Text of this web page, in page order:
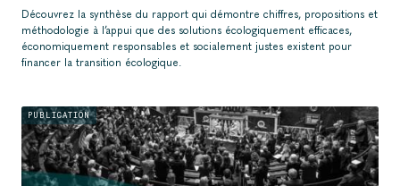
Découvrez la synthèse du rapport qui démontre chiffres, propositions et
méthodologie à l’appui que des solutions écologiquement efficaces,
économiquement responsables et socialement justes existent pour
financer la transition écologique.
PUBLICATION